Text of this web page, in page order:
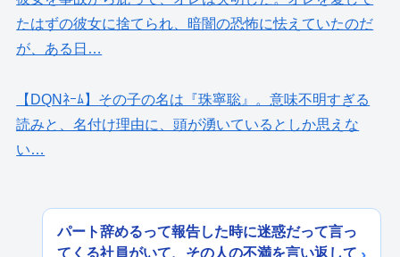
たはずの彼女に捨てられ、暗闇の恐怖に怯えていたのだ
が、ある日…
【DQNﾈｰﾑ】その子の名は『珠寧聡』。意味不明すぎる
読みと、名付け理由に、頭が湧いているとしか思えな
い…
パート辞めるって報告した時に迷惑だって言っ
てくる社員がいて、その人の不満を言い返して